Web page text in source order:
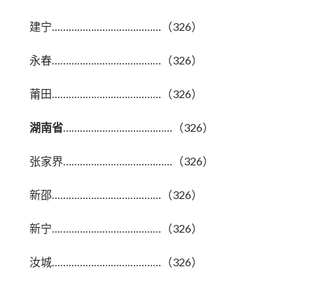
建宁…………………………………（326）
永春…………………………………（326）
莆田…………………………………（326）
湖南省…………………………………（326）
张家界…………………………………（326）
新邵…………………………………（326）
新宁…………………………………（326）
汝城…………………………………（326）